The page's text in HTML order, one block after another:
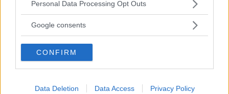
not limited to your visit or usage behaviour. You may click to
use your data for below specified purposes in below Google
consent section.
Personal Data Processing Opt Outs
Google consents
CONFIRM
Data Deletion Data Access Privacy Policy